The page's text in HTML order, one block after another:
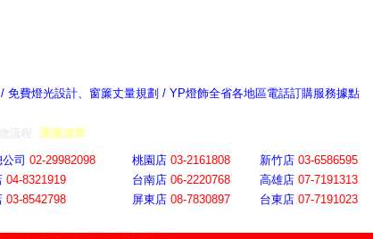
免費燈光設計、窗簾丈量規劃 / YP燈飾全省各地區電話訂購服務據點
選購清單
司 02-29982098 桃園店 03-2161808 新竹店 03-6586595
04-8321919 台南店 06-2220768 高雄店 07-7191313
03-8542798 屏東店 08-7830897 台東店 07-7191023